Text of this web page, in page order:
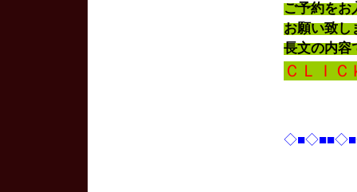
ご予約を
お願い致し
長文の内容
ＣＬＩＣ